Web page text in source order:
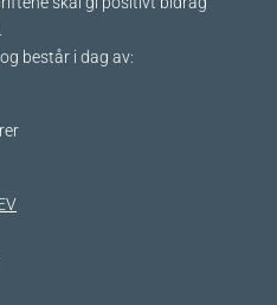
består i dag av: